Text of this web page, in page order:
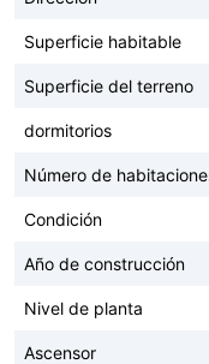
Superficie habitable
Superficie del terreno
dormitorios
Número de
Condición
Año de construcción
Nivel de planta
Ascensor